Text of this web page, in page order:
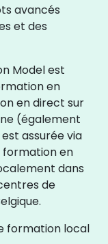
avancés
et des
Model est
en
en direct sur
(également
assurée via
formation en
dans
de
formation local